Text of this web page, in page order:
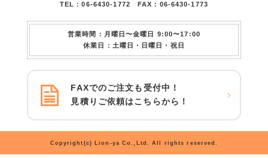
TEL：06-6430-1772 FAX：06-6430-1773
営業時間：月曜日〜金曜日 9:00〜17:00
休業日：土曜日・日曜日・祝日
FAXでのご注文も受付中！
見積りご依頼はこちらから！
Copyright(c) Lion-ya Co.,Ltd. All rights reserved.